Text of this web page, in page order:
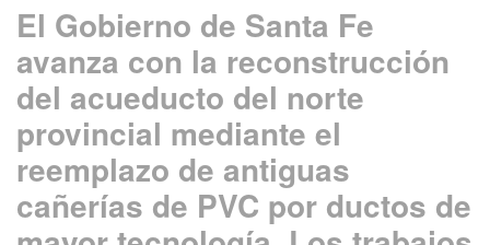
El Gobierno de Santa Fe
avanza con la reconstrucción
del acueducto del norte
provincial mediante el
reemplazo de antiguas
cañerías de PVC por ductos de